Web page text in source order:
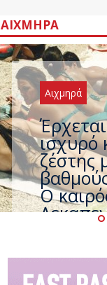
ΑΙΧΜΗΡΆ
Αιχμηρά
που η